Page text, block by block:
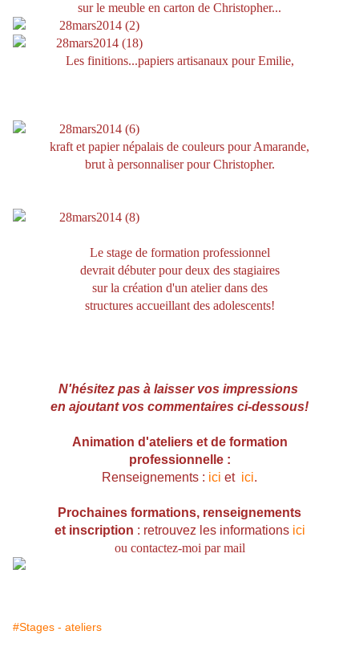
sur le meuble en carton de Christopher...
Les finitions...papiers artisanaux pour Emilie,
kraft et papier népalais de couleurs pour Amarande,
brut à personnaliser pour Christopher.
Le stage de formation professionnel
devrait débuter pour deux des stagiaires
sur la création d'un atelier dans des
structures accueillant des adolescents!
N'hésitez pas à laisser vos impressions
en ajoutant vos commentaires ci-dessous!
Animation d'ateliers et de formation
professionnelle :
Renseignements : ici et ici.
Prochaines formations, renseignements
et inscription : retrouvez les informations ici
ou contactez-moi par mail
#Stages - ateliers